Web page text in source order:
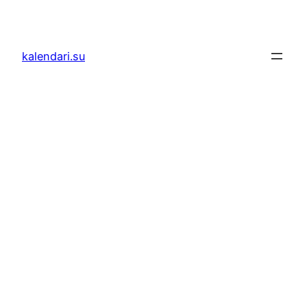
sadržaja
kalendari.su